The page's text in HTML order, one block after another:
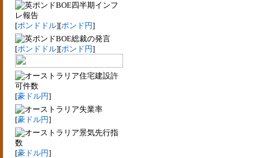
BOE四半期インフ
レ報告
[ポンドドル][ポンド円]
BOE総裁の発言
[ポンドドル][ポンド円]
住宅建設許
可件数
[豪ドル円]
失業率
[豪ドル円]
景気先行指
数
[豪ドル円]